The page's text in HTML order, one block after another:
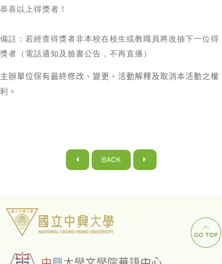
恭喜以上得獎者！
備註：若經查得獎者非本校在校生或教職員將改抽下一位得
獎者（電話通知及臉書公告，不再直播）
主辦單位保有最終修改、變更、活動解釋及取消本活動之權
利。
BACK